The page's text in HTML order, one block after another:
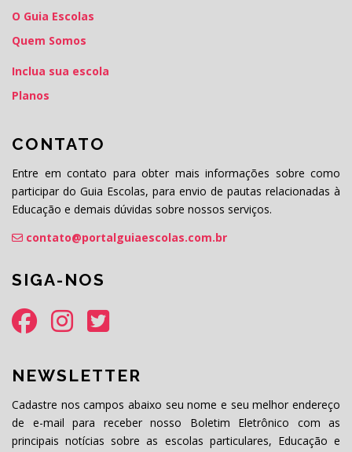
O Guia Escolas
Quem Somos
Inclua sua escola
Planos
CONTATO
Entre em contato para obter mais informações sobre como
participar do Guia Escolas, para envio de pautas relacionadas à
Educação e demais dúvidas sobre nossos serviços.
contato@portalguiaescolas.com.br
SIGA-NOS
NEWSLETTER
Cadastre nos campos abaixo seu nome e seu melhor endereço
de e-mail para receber nosso Boletim Eletrônico com as
principais notícias sobre as escolas particulares, Educação e